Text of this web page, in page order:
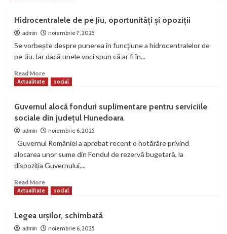
de
tutun
și
impactul
sănătății
în
Hidrocentralele de pe Jiu, oportunități și opoziții
admin noiembrie 7, 2025
Se vorbește despre punerea în funcțiune a hidrocentralelor de
pe Jiu. Iar dacă unele voci spun că ar fi în...
Read MoreRead
more
de
pe
Jiu,
oportunități
opoziții
Actualitate social
Guvernul alocă fonduri suplimentare pentru serviciile
sociale din județul Hunedoara
admin noiembrie 6, 2025
Guvernul României a aprobat recent o hotărâre privind
alocarea unor sume din Fondul de rezervă bugetară, la
dispoziția Guvernului,...
Read MoreRead
more
alocă
fonduri
Actualitate social
Legea urșilor, schimbată
admin noiembrie 6, 2025